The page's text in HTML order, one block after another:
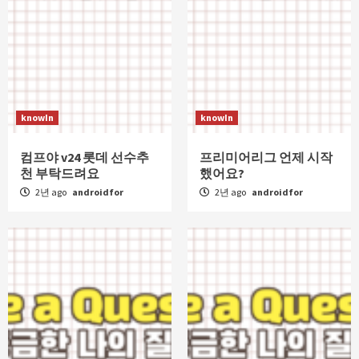
knowIn
컴프야 v24 롯데 선수추
천 부탁드려요
2년 ago androidfor
knowIn
프리미어리그 언제 시작
했어요?
2년 ago androidfor